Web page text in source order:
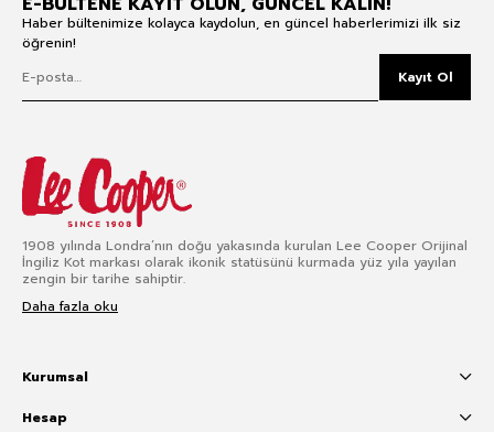
Haber bültenimize kolayca kaydolun, en güncel haberlerimizi ilk siz
öğrenin!
Kayıt Ol
1908 yılında Londra’nın doğu yakasında kurulan Lee Cooper Orijinal
İngiliz Kot markası olarak ikonik statüsünü kurmada yüz yıla yayılan
zengin bir tarihe sahiptir.
Daha fazla oku
Kurumsal
Hesap